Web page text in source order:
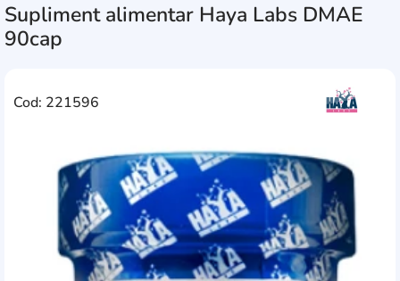
Supliment alimentar Haya Labs DMAE
90cap
Cod: 221596